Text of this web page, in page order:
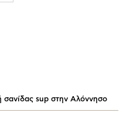
σανίδας sup στην Αλόννησο